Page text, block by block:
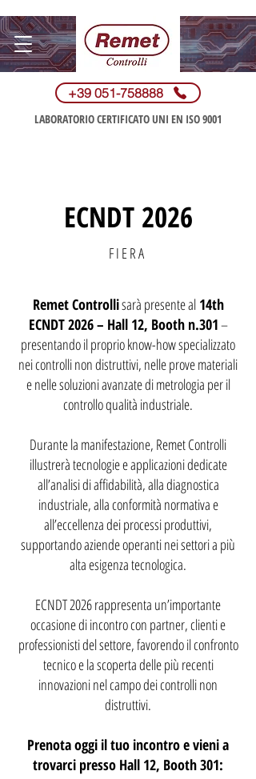
LABORATORIO CERTIFICATO UNI​ EN ISO 9001
+39 051-758888
ECNDT 2026
F I E R A
Remet Controllisarà presente al14th
ECNDT 2026 – Hall 12, Booth n.301–
presentando il proprio know-how specializzato
nei controlli non distruttivi, nelle prove materiali
e nelle soluzioni avanzate di metrologia per il
controllo qualità industriale.
Durante la manifestazione, Remet Controlli
illustrerà tecnologie e applicazioni dedicate
all’analisi di affidabilità, alla diagnostica
industriale, alla conformità normativa e
all’eccellenza dei processi produttivi,
supportando aziende operanti nei settori a più
alta esigenza tecnologica.
ECNDT 2026 rappresenta un’importante
occasione di incontro con partner, clienti e
professionisti del settore, favorendo il confronto
tecnico e la scoperta delle più recenti
innovazioni nel campo dei controlli non
distruttivi.
Prenota oggi il tuo incontro e vieni a
trovarci presso Hall 12, Booth 301: